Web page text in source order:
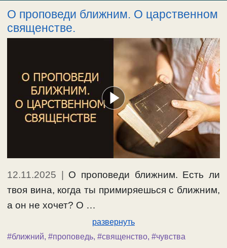
О проповеди ближним. О царственном
священстве.
12.11.2025
О проповеди ближним. Есть ли
твоя вина, когда ты примиряешься с ближним,
а он не хочет? О …
развернуть
#ближний, #проповедь, #священство, #чувства